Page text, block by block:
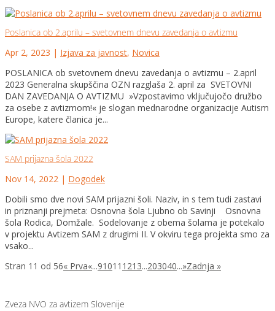
Poslanica ob 2.aprilu – svetovnem dnevu zavedanja o avtizmu
Apr 2, 2023 | Izjava za javnost, Novica
POSLANICA ob svetovnem dnevu zavedanja o avtizmu – 2.april
2023 Generalna skupščina OZN razglaša 2. april za SVETOVNI
DAN ZAVEDANJA O AVTIZMU »Vzpostavimo vključujočo družbo
za osebe z avtizmom!« je slogan mednarodne organizacije Autism
Europe, katere članica je...
SAM prijazna šola 2022
Nov 14, 2022 | Dogodek
Dobili smo dve novi SAM prijazni šoli. Naziv, in s tem tudi zastavi
in priznanji prejmeta: Osnovna šola Ljubno ob Savinji Osnovna
šola Rodica, Domžale. Sodelovanje z obema šolama je potekalo
v projektu Avtizem SAM z drugimi II. V okviru tega projekta smo za
vsako...
Stran 11 od 56« Prva«...91011 1213...203040...»Zadnja »
Zveza NVO za avtizem Slovenije